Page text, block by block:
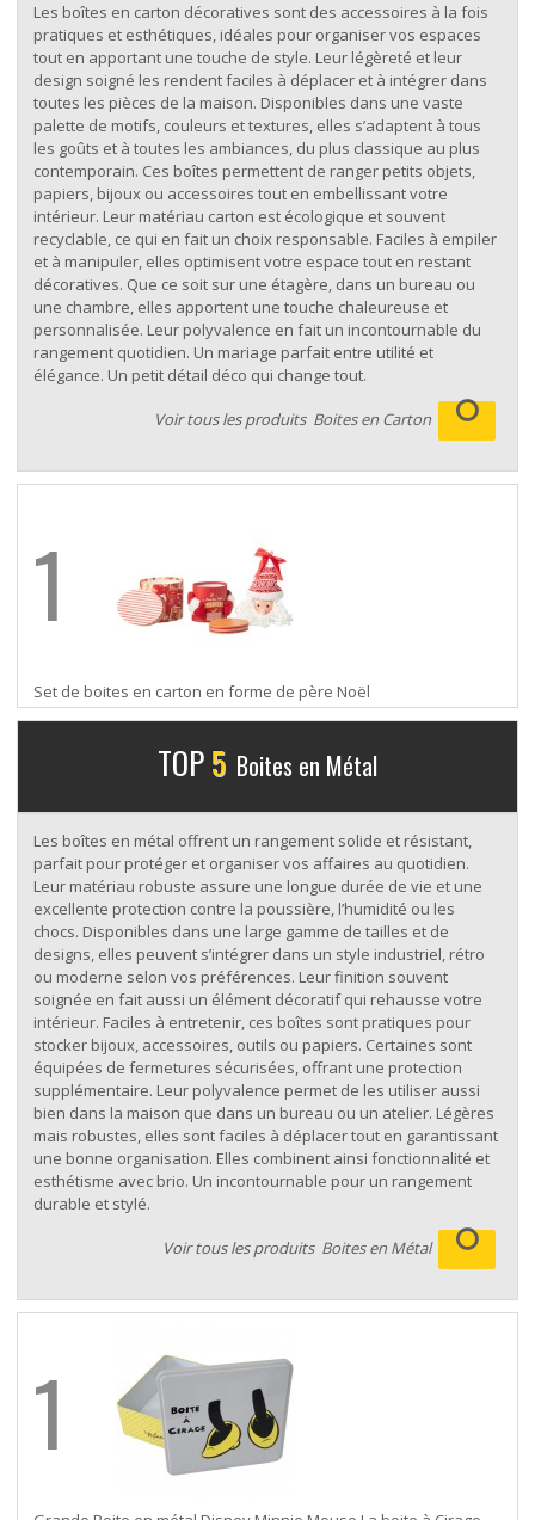
Les boîtes en carton décoratives sont des accessoires à la fois
pratiques et esthétiques, idéales pour organiser vos espaces
tout en apportant une touche de style. Leur légèreté et leur
design soigné les rendent faciles à déplacer et à intégrer dans
toutes les pièces de la maison. Disponibles dans une vaste
palette de motifs, couleurs et textures, elles s’adaptent à tous
les goûts et à toutes les ambiances, du plus classique au plus
contemporain. Ces boîtes permettent de ranger petits objets,
papiers, bijoux ou accessoires tout en embellissant votre
intérieur. Leur matériau carton est écologique et souvent
recyclable, ce qui en fait un choix responsable. Faciles à empiler
et à manipuler, elles optimisent votre espace tout en restant
décoratives. Que ce soit sur une étagère, dans un bureau ou
une chambre, elles apportent une touche chaleureuse et
personnalisée. Leur polyvalence en fait un incontournable du
rangement quotidien. Un mariage parfait entre utilité et
élégance. Un petit détail déco qui change tout.
Voir tous les produits Boites en Carton
1
Set de boites en carton en forme de père Noël
TOP5 Boites en Métal
Les boîtes en métal offrent un rangement solide et résistant,
parfait pour protéger et organiser vos affaires au quotidien.
Leur matériau robuste assure une longue durée de vie et une
excellente protection contre la poussière, l’humidité ou les
chocs. Disponibles dans une large gamme de tailles et de
designs, elles peuvent s’intégrer dans un style industriel, rétro
ou moderne selon vos préférences. Leur finition souvent
soignée en fait aussi un élément décoratif qui rehausse votre
intérieur. Faciles à entretenir, ces boîtes sont pratiques pour
stocker bijoux, accessoires, outils ou papiers. Certaines sont
équipées de fermetures sécurisées, offrant une protection
supplémentaire. Leur polyvalence permet de les utiliser aussi
bien dans la maison que dans un bureau ou un atelier. Légères
mais robustes, elles sont faciles à déplacer tout en garantissant
une bonne organisation. Elles combinent ainsi fonctionnalité et
esthétisme avec brio. Un incontournable pour un rangement
durable et stylé.
Voir tous les produits Boites en Métal
1